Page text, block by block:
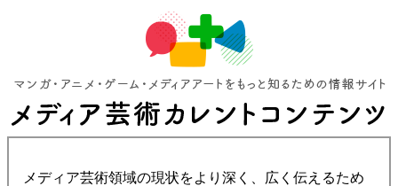
メディア芸術領域の現状をより深く、広く伝えるため